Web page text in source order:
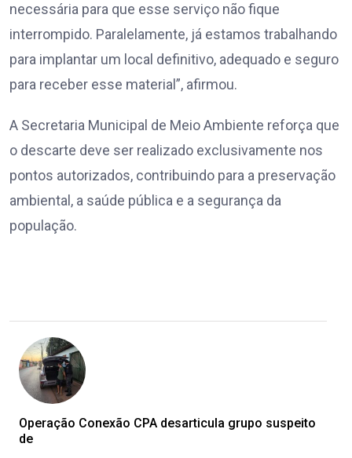
necessária para que esse serviço não fique
interrompido. Paralelamente, já estamos trabalhando
para implantar um local definitivo, adequado e seguro
para receber esse material”, afirmou.
A Secretaria Municipal de Meio Ambiente reforça que
o descarte deve ser realizado exclusivamente nos
pontos autorizados, contribuindo para a preservação
ambiental, a saúde pública e a segurança da
população.
Operação Conexão CPA desarticula grupo suspeito
de